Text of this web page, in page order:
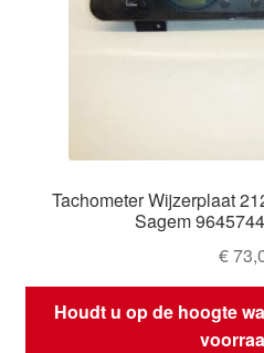
Tachometer Wijzerplaat
Sagem
€
Houdt u op de hoogte